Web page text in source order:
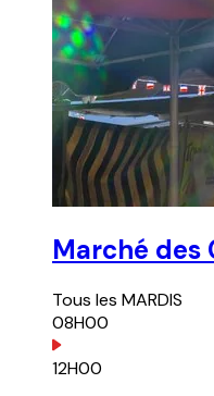
Marché des
Tous les MARDIS
08H00
12H00